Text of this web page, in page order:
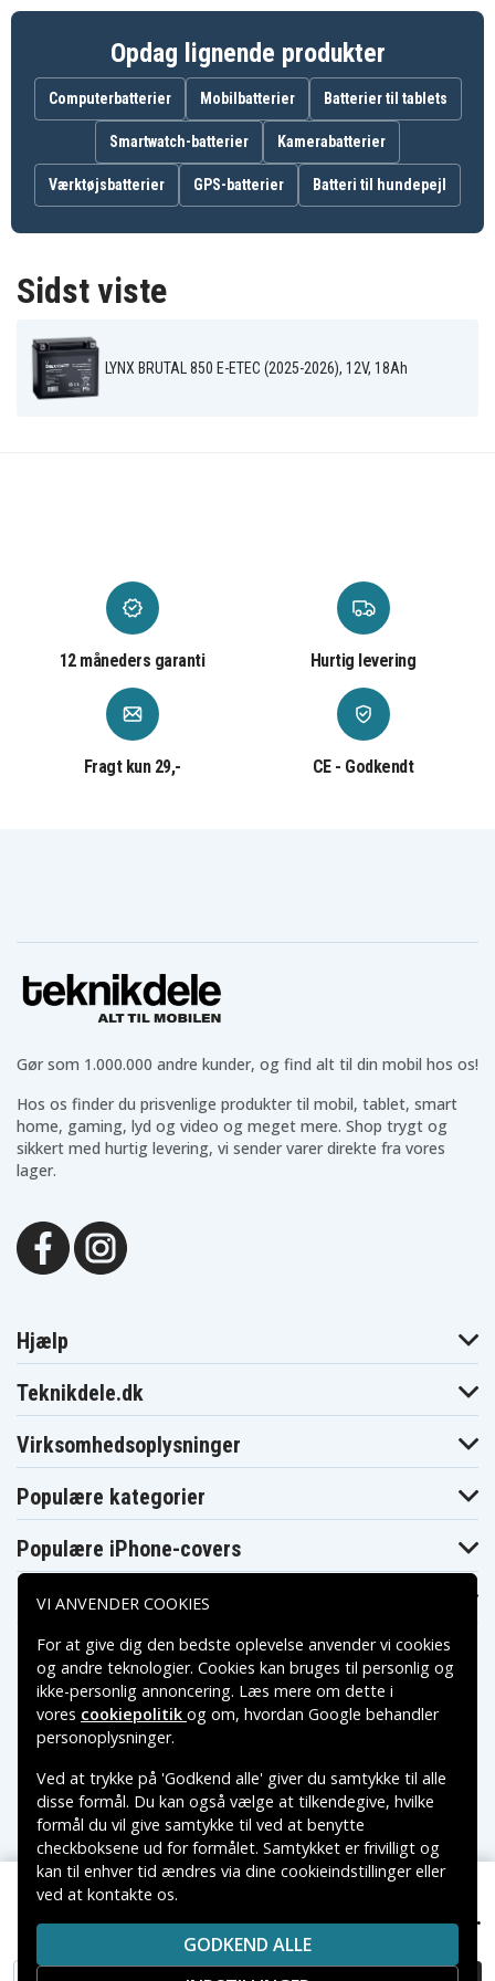
• ATV køretøjer
• Firehjulere
• Snescootere
• Terrængkøretøjer
• Vandscootere
• Fuldt opladet AGM MC-batteri – maksimal startkraft
direkte fra pakken
• Vedligeholdelsesfrit og helt lækagesikkert med
avanceret AGM-teknologi
• Fleksibel montering i flere positioner, ikke kun
Vandscooter
WaveRunner EX / FX Cruiser / VX Cruiser / GP1800R
(2021–2026)
CRUIS SVHO WAUDI (–2025)
FX Cruiser HO / FX SVHO / FX Cruis SVHO (–2026)
JetBlaster DLX (–2026)
SEA DOO
GTI 130 / 170 (2019–2026)
Spark 900 HO ACE / 900 ACE (2014–2023)
RXP-X 300 (2017–2023)
GTX / RXP / RXT-serien inkl. RXT X 325 (2016–2026)
(2016–2026)
GTI 90 / 130 / 155, GTS 90, GTR 230 (2018–2019)
GTR 230 / 300 (–2026)
RXP X 325 (2024–)
Explorer Pro 170 / 230 (–2026)
KAWASAKI
SX-R (–2024)
JT 1500-serien (2004–2018)
Ultra LX / 250X / 260(L)X / 300(L)X (2007–2019)
STX-R / STX / ZXi / STS / SXi Pro / Ultra150 / Ultra130
(1996–2007)
Jet Ski 800 SX-R (2003–2014)
JV1500 / JW1500 (–2025)
HONDA
AquaTrax F-15 / F-15X (2008–2018)
S.O.S. MARINE
Tide Rider 703 / EP
Snescooter
LYNX
Xterrain-serien inkl. 600R / 850 / 900 ACE Turbo R
(2020–2026)
Opdag lignende produkter
Computerbatterier Mobilbatterier Batterier til tablets
Smartwatch-batterier Kamerabatterier
Værktøjsbatterier GPS-batterier Batteri til hundepejl
Sidst viste
LYNX BRUTAL 850 E-ETEC (2025-2026), 12V, 18Ah
849 kr.
12 måneders garanti Hurtig levering
Fragt kun 29,- CE - Godkendt
Gør som 1.000.000 andre kunder, og find alt til din mobil hos os!
Hos os finder du prisvenlige produkter til mobil, tablet, smart
home, gaming, lyd og video og meget mere. Shop trygt og
sikkert med hurtig levering, vi sender varer direkte fra vores
lager.
Hjælp
Teknikdele.dk
Virksomhedsoplysninger
Populære kategorier
Populære iPhone-covers
Populære Samsung-covers
Betalingsmuligheder
Leveringsmuligheder
Copyright © 2026, Spares Nordic AB
VAREMÆRKER NÆVNT PÅ DETTE WEB TILHØRER DE
RESPEKTIVE VAREMÆRKERS-EJER.
VI ANVENDER COOKIES
For at give dig den bedste oplevelse anvender vi cookies
og andre teknologier. Cookies kan bruges til personlig og
ikke-personlig annoncering. Læs mere om dette i
vores cookiepolitik og om, hvordan Google behandler
personoplysninger.
Ved at trykke på 'Godkend alle' giver du samtykke til alle
disse formål. Du kan også vælge at tilkendegive, hvilke
formål du vil give samtykke til ved at benytte
checkboksene ud for formålet. Samtykket er frivilligt og
kan til enhver tid ændres via dine cookieindstillinger eller
ved at kontakte os.
GODKEND ALLE